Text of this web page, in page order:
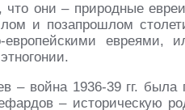
что они – природные
и позапрошлом
европейскими евреями,
– война 1936-39 гг.
– историческую